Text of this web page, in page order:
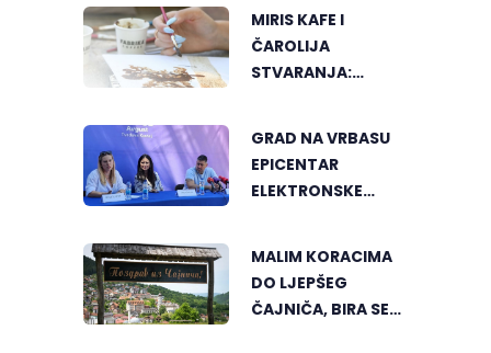
MIRIS KAFE I
ČAROLIJA
STVARANJA:
BANJALUCI
GRAD NA VRBASU
EPICENTAR
ELEKTRONSKE
MALIM KORACIMA
DO LJEPŠEG
ČAJNIČA, BIRA SE